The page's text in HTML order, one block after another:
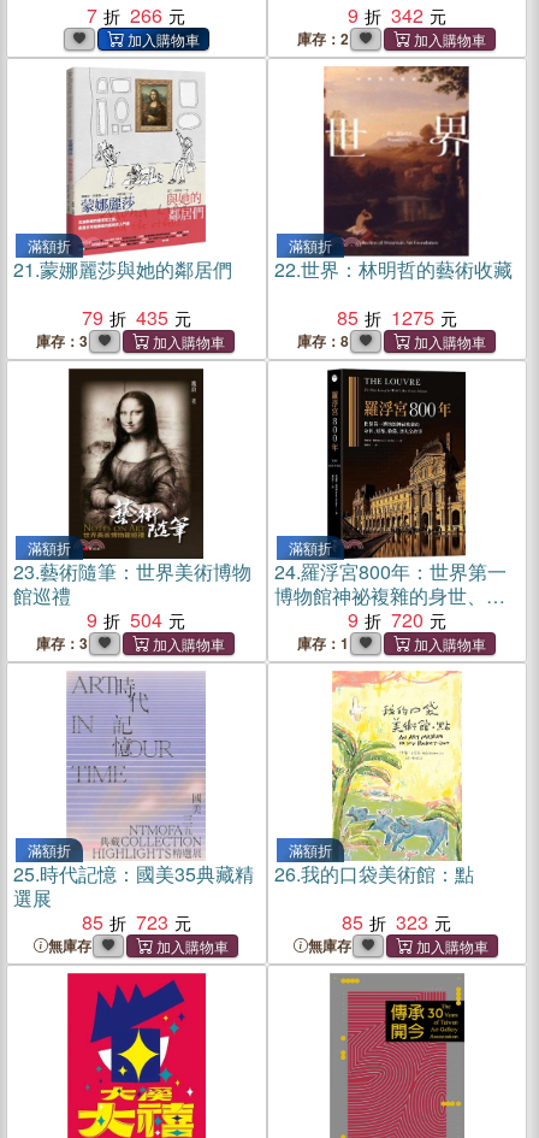
7 266 9 342
庫存：2
滿額折
21.蒙娜麗莎與她的鄰居們
79
435
庫存：3
滿額折
22.世界：林明哲的藝術收藏
85
1275
庫存：8
滿額折
23.藝術隨筆：世界美術博物
館巡禮
9
504
庫存：3
滿額折
24.羅浮宮800年：世界第一
博物館神祕複雜的身世、收
藏、建築、歷史全故事
9 720
庫存：1
滿額折
25.時代記憶：國美35典藏精
選展
85
723
無庫存
滿額折
26.我的口袋美術館：點
85
323
無庫存